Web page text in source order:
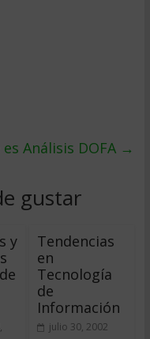
es Análisis DOFA →
gustar
y
Tendencias
en
Tecnología
de
Información
julio 30, 2002